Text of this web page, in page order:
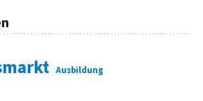
Ausbildung